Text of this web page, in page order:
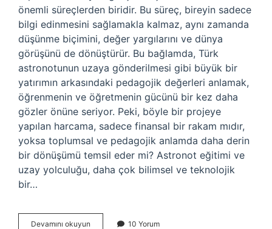
önemli süreçlerden biridir. Bu süreç, bireyin sadece
bilgi edinmesini sağlamakla kalmaz, aynı zamanda
düşünme biçimini, değer yargılarını ve dünya
görüşünü de dönüştürür. Bu bağlamda, Türk
astronotunun uzaya gönderilmesi gibi büyük bir
yatırımın arkasındaki pedagojik değerleri anlamak,
öğrenmenin ve öğretmenin gücünü bir kez daha
gözler önüne seriyor. Peki, böyle bir projeye
yapılan harcama, sadece finansal bir rakam mıdır,
yoksa toplumsal ve pedagojik anlamda daha derin
bir dönüşümü temsil eder mi? Astronot eğitimi ve
uzay yolculuğu, daha çok bilimsel ve teknolojik
bir…
Devamını okuyun 10 Yorum